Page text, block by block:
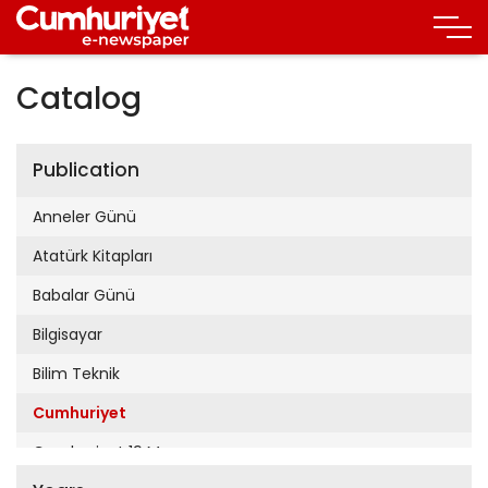
Catalog
Publication
Anneler Günü
Atatürk Kitapları
Babalar Günü
Bilgisayar
Bilim Teknik
Cumhuriyet
Cumhuriyet 19 Mayıs